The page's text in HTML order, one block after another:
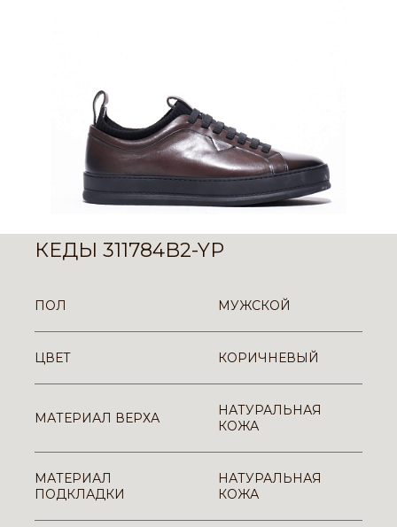
КЕДЫ 311784B2-YP
ПОЛ МУЖСКОЙ
ЦВЕТ КОРИЧНЕВЫЙ
МАТЕРИАЛ ВЕРХА
НАТУРАЛЬНАЯ
КОЖА
МАТЕРИАЛ
ПОДКЛАДКИ
НАТУРАЛЬНАЯ
КОЖА